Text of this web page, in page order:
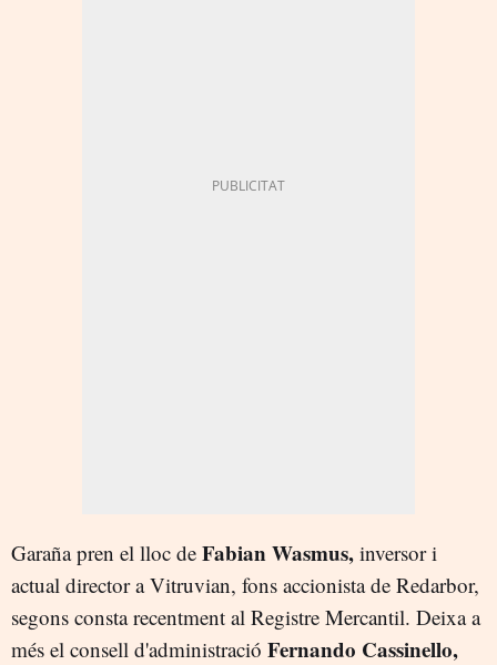
Garaña pren el lloc de Fabian Wasmus, inversor i
actual director a Vitruvian, fons accionista de Redarbor,
segons consta recentment al Registre Mercantil. Deixa a
més el consell d'administració Fernando Cassinello,